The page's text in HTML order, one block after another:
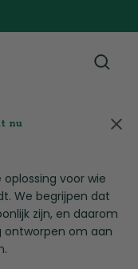
nu
oplossing voor wie
We begrijpen dat
zijn, en daarom
ontworpen om aan